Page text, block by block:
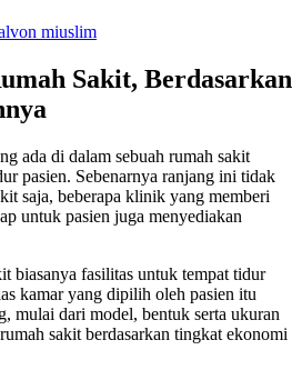
miuslim
Sakit, Berdasarkan
ada di dalam sebuah rumah sakit
pasien. Sebenarnya ranjang ini tidak
saja, beberapa klinik yang memberi
untuk pasien juga menyediakan
biasanya fasilitas untuk tempat tidur
kamar yang dipilih oleh pasien itu
mulai dari model, bentuk serta ukuran
sakit berdasarkan tingkat ekonomi